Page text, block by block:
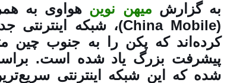
به گزارش میهن نوین هواوی به
کرده‌اند که پکن را به جنوب چین
پیشرفت بزرگ یاد شده است.